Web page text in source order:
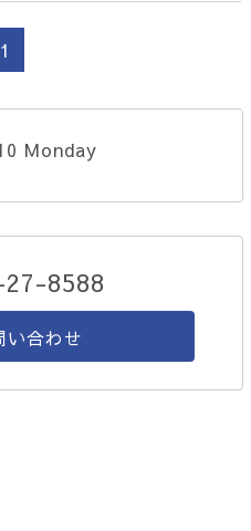
1
Monday
8588
い合わせ